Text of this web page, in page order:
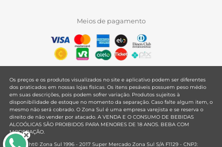
Meios de pagamento
Os preços e os produtos visualizados no site e aplicativo podem ser diferentes
dos praticados em nossas lojas físicas. Os itens pesáveis possuem peso médio
em suas descrições, pois podem sofrer variação. Produtos sujeitos à
disponibilidade de estoque no momento da separação. Caso falte algum item, o
mesmo não será cobrado. O Zona Sul é uma empresa varejista e se reserva o
direito de não vender por atacado. A VENDA E O CONSUMO DE BEBIDAS
ALCOÓLICAS SÃO PROIBIDOS PARA MENORES DE 18 ANOS. BEBA COM
MODERAÇÃO.
Copyright© Zona Sul 1996 - 2017 Super Mercado Zona Sul S/A F1129 - CNPJ: